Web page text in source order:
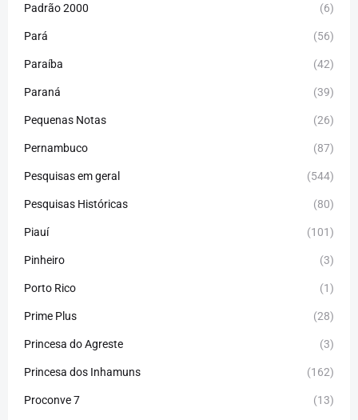
Padrão 2000 (6)
Pará (56)
Paraíba (42)
Paraná (39)
Pequenas Notas (26)
Pernambuco (87)
Pesquisas em geral (544)
Pesquisas Históricas (80)
Piauí (101)
Pinheiro (3)
Porto Rico (1)
Prime Plus (28)
Princesa do Agreste (3)
Princesa dos Inhamuns (162)
Proconve 7 (13)